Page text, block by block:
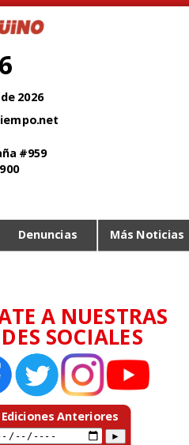
2026
#959
Denuncias Más Noticias
A NUESTRAS
SOCIALES
Ediciones Anteriores